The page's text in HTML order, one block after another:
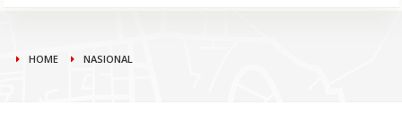
HOME NASIONAL